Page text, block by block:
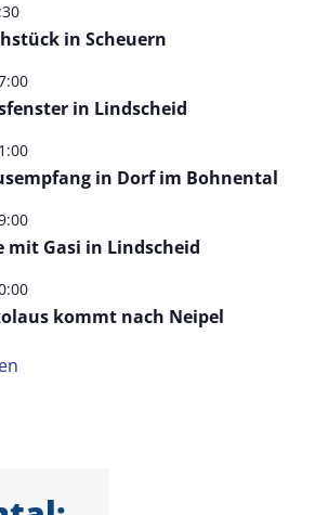
in Scheuern
in Lindscheid
in Dorf im Bohnental
mit Gasi in Lindscheid
kommt nach Neipel